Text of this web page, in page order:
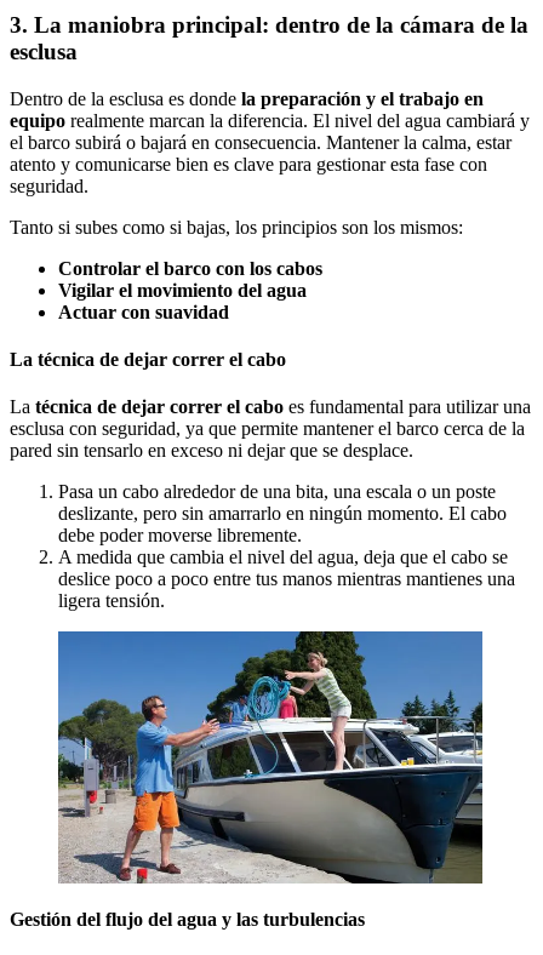
3. La maniobra principal: dentro de la cámara de la
esclusa
Dentro de la esclusa es donde la preparación y el trabajo en
equipo realmente marcan la diferencia. El nivel del agua cambiará y
el barco subirá o bajará en consecuencia. Mantener la calma, estar
atento y comunicarse bien es clave para gestionar esta fase con
seguridad.
Tanto si subes como si bajas, los principios son los mismos:
Controlar el barco con los cabos
Vigilar el movimiento del agua
Actuar con suavidad
La técnica de dejar correr el cabo
La técnica de dejar correr el cabo es fundamental para utilizar una
esclusa con seguridad, ya que permite mantener el barco cerca de la
pared sin tensarlo en exceso ni dejar que se desplace.
Pasa un cabo alrededor de una bita, una escala o un poste
deslizante, pero sin amarrarlo en ningún momento. El cabo
debe poder moverse libremente.
A medida que cambia el nivel del agua, deja que el cabo se
deslice poco a poco entre tus manos mientras mantienes una
ligera tensión.
Gestión del flujo del agua y las turbulencias